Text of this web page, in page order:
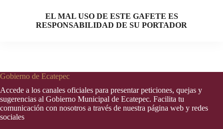
EL MAL USO DE ESTE GAFETE ES
RESPONSABILIDAD DE SU PORTADOR
Gobierno de Ecatepec
Accede a los canales oficiales para presentar peticiones, quejas y
sugerencias al Gobierno Municipal de Ecatepec. Facilita tu
comunicación con nosotros a través de nuestra página web y redes
sociales